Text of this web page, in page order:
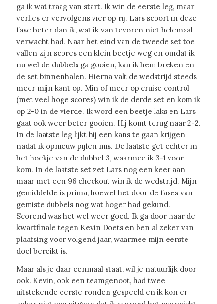
ga ik wat traag van start. Ik win de eerste leg, maar
verlies er vervolgens vier op rij. Lars scoort in deze
fase beter dan ik, wat ik van tevoren niet helemaal
verwacht had. Naar het eind van de tweede set toe
vallen zijn scores een klein beetje weg en omdat ik
nu wel de dubbels ga gooien, kan ik hem breken en
de set binnenhalen. Hierna valt de wedstrijd steeds
meer mijn kant op. Min of meer op cruise control
(met veel hoge scores) win ik de derde set en kom ik
op 2-0 in de vierde. Ik word een beetje laks en Lars
gaat ook weer beter gooien. Hij komt terug naar 2-2.
In de laatste leg lijkt hij een kans te gaan krijgen,
nadat ik opnieuw pijlen mis. De laatste get echter in
het hoekje van de dubbel 3, waarmee ik 3-1 voor
kom. In de laatste set zet Lars nog een keer aan,
maar met een 96 checkout win ik de wedstrijd. Mijn
gemiddelde is prima, hoewel het door de fases van
gemiste dubbels nog wat hoger had gekund.
Scorend was het wel weer goed. Ik ga door naar de
kwartfinale tegen Kevin Doets en ben al zeker van
plaatsing voor volgend jaar, waarmee mijn eerste
doel bereikt is.
Maar als je daar eenmaal staat, wil je natuurlijk door
ook. Kevin, ook een teamgenoot, had twee
uitstekende eerste ronden gespeeld en ik kon er